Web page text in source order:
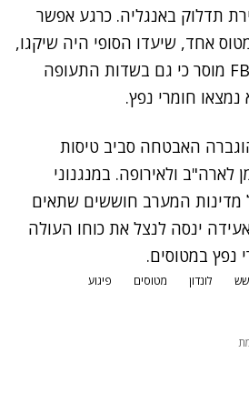
תדלוק באנגליה. כרגע אפשר
אחד, שיעדו הסופי היה שיקגו,
לא היו חומרי נפץ. ה-FBI מוסר כי גם בשדות התעופה
נמצאו חומרי נפץ.
האבטחה סביב טיסות
ולאירופה. במנגנוני
מדינות המערב חוששים שתאים
ינסה לנצל את כוחו העולה
נפץ במטוסים.
לונדון מטוסים פיגוע